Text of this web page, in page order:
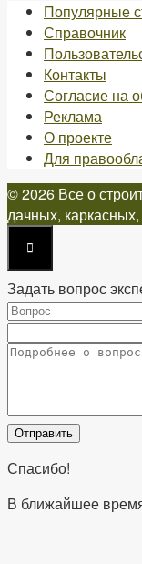
Популярные
Справочник
Контакты
Согласие на
Реклама
О проекте
Для
© 2026 Все о
дачных,
Задать вопрос
Спасибо!
В ближайшее